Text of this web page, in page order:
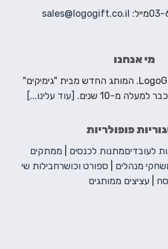
03-מייל: sales@logogift.co.il
מי אנחנו
ברוכים הבאים ל- LogoGift. המותג החדש מבית "גימיקים"
מ-10 שנים.
[עוד עלינו...]
פופולריות
לעובדיםמתנות לכנסים
ממתקים
מנהלים ספורט וכושרחבילות שי
עציצים ממותגים